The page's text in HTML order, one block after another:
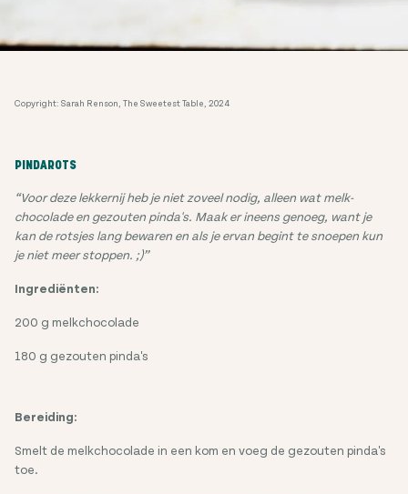
Copyright: Sarah Renson, The Sweetest Table, 2024
PINDAROTS
“Voor deze lekkernij heb je niet zoveel nodig, alleen wat melk-
chocolade en gezouten pinda's. Maak er ineens genoeg, want je
kan de rotsjes lang bewaren en als je ervan begint te snoepen kun
je niet meer stoppen. ;)”
Ingrediënten:
200 g melkchocolade
180 g gezouten pinda's
Bereiding:
Smelt de melkchocolade in een kom en voeg de gezouten pinda's
toe.